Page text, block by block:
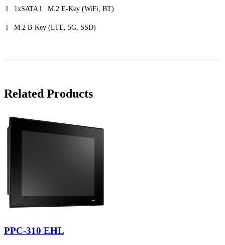
l 1xSATA l M.2 E-Key (WiFi, BT)
l M.2 B-Key (LTE, 5G, SSD)
Related Products
PPC-310 EHL